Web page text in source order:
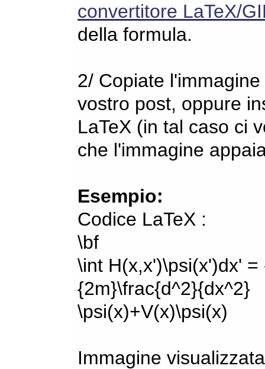
convertitore LaTeX/
della formula.
2/ Copiate
vostro post, oppure
LaTeX (in tal caso ci
che l'immagine
Esempio:
Codice LaTeX :
\bf
\int H(x,x')\psi(x')dx'
{2m}\frac{d^2}{dx^2}
\psi(x)+V(x)\psi(x)
Immagine